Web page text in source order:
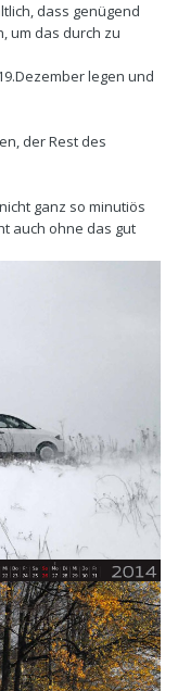
dass genügend
um das durch zu
legen und
der Rest des
ganz so minutiös
auch ohne das gut